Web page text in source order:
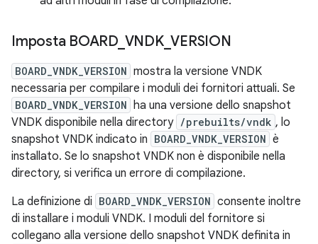
Imposta BOARD_ VNDK_VERSION
BOARD_VNDK_VERSION mostra la versione VNDK
necessaria per compilare i moduli dei fornitori attuali. Se
BOARD_VNDK_VERSION ha una versione dello snapshot
VNDK disponibile nella directory /prebuilts/vndk , lo
snapshot VNDK indicato in BOARD_VNDK_VERSION è
installato. Se lo snapshot VNDK non è disponibile nella
directory, si verifica un errore di compilazione.
La definizione di BOARD_VNDK_VERSION consente inoltre
di installare i moduli VNDK. I moduli del fornitore si
collegano alla versione dello snapshot VNDK definita in